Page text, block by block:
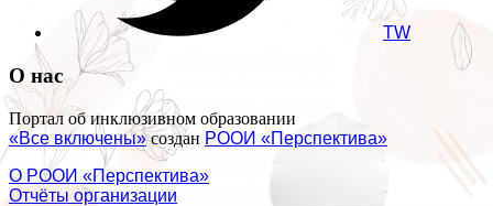
TW
О нас
Портал об инклюзивном образовании
«Все включены»создан РООИ «Перспектива»
О РООИ «Перспектива»
Отчёты организации